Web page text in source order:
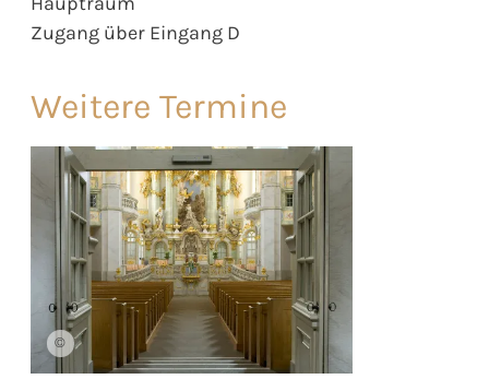
Zugang über Eingang D
Weitere Termine
©